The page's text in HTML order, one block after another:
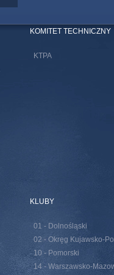
KOMITET TECHNICZNY
KTPA
KLUBY
01 - Dolnośląski
02 - Okręg Kujawsko-
10 - Pomorski
14 - Warszawsko-